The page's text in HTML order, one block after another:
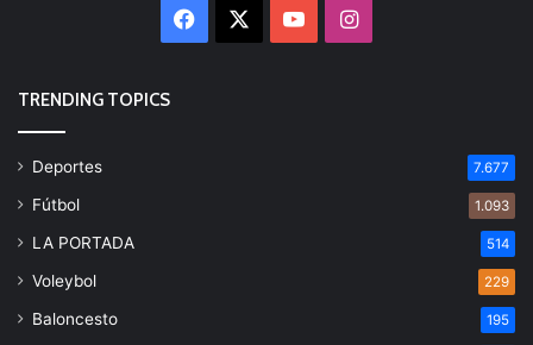
Facebook YouTubeInstagram
TRENDING TOPICS
Deportes 7.677
Fútbol 1.093
LA PORTADA 514
Voleybol 229
Baloncesto 195